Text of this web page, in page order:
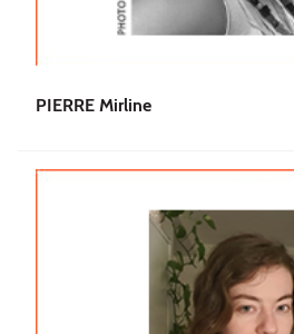
PIERRE Mirline